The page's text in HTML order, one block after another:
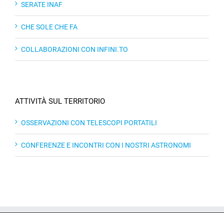
SERATE INAF
CHE SOLE CHE FA
COLLABORAZIONI CON INFINI.TO
ATTIVITÀ SUL TERRITORIO
OSSERVAZIONI CON TELESCOPI PORTATILI
CONFERENZE E INCONTRI CON I NOSTRI ASTRONOMI